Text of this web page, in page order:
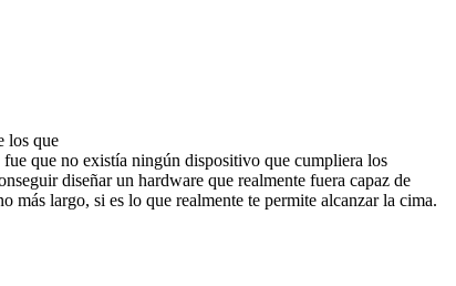
los que
que no existía ningún dispositivo que cumpliera los
diseñar un hardware que realmente fuera capaz de
más largo, si es lo que realmente te permite alcanzar la cima.